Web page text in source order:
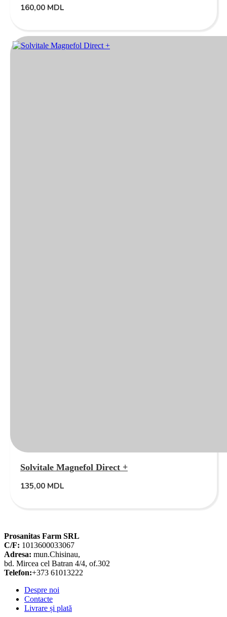
160,00 MDL
Solvitale Magnefol Direct +
135,00 MDL
Prosanitas Farm SRL
C/F: 1013600033067
Adresa: mun.Chisinau,
bd. Mircea cel Batran 4/4, of.302
Telefon:+373 61013222
Despre noi
Contacte
Livrare și plată